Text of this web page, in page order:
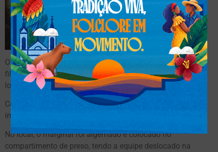
O morador deixou a faca no local e saiu ao encontro das
filhas que haviam ido atrás do segundo autor, tendo as
localizado parado junto a elas.
Conforme o morador, o autor ainda tentou evadir, porém foi
imobilizou no solo até a chegada da equipe policial.
No local, o marginal foi algemado e colocado no
compartimento de preso, tendo a equipe deslocado na